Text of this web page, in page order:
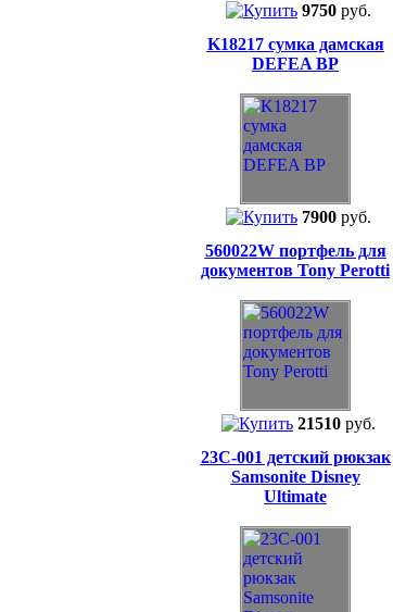
9750 руб.
K18217 cумка дамская
DEFEA BP
7900 руб.
560022W портфель для
документов Tony Perotti
21510 руб.
23C-001 детский рюкзак
Samsonite Disney
Ultimate